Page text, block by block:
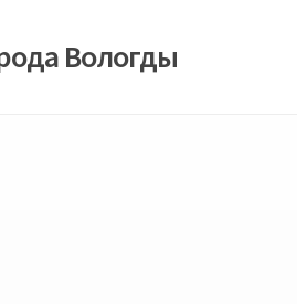
Вологды